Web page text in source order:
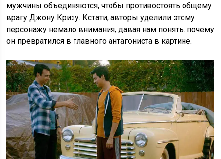
мужчины объединяются, чтобы противостоять общему
врагу Джону Кризу. Кстати, авторы уделили этому
персонажу немало внимания, давая нам понять, почему
он превратился в главного антагониста в картине.